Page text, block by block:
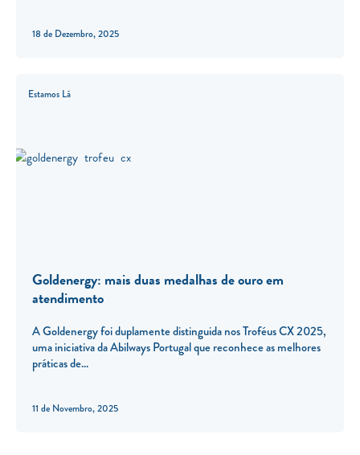
18 de Dezembro, 2025
Estamos Lá
Goldenergy: mais duas medalhas de ouro em
atendimento
A Goldenergy foi duplamente distinguida nos Troféus CX 2025,
uma iniciativa da Abilways Portugal que reconhece as melhores
práticas de
11 de Novembro, 2025